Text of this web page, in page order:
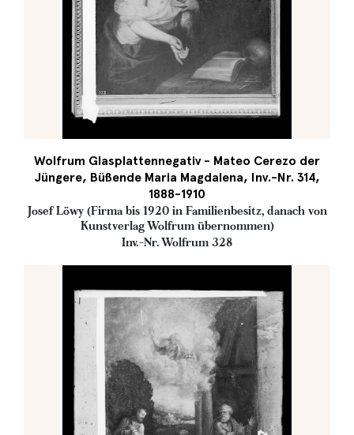
Wolfrum Glasplattennegativ - Mateo Cerezo der
Jüngere, Büßende Maria Magdalena, Inv.-Nr. 314,
1888-1910
Josef Löwy (Firma bis 1920 in Familienbesitz, danach von
Kunstverlag Wolfrum übernommen)
Inv.-Nr. Wolfrum 328